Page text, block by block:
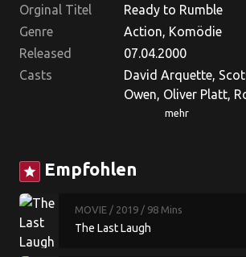
Orginal Titel
Ready to Rumble
Genre
Action, Komödie
Released
07.04.2000
Casts
David Arquette,
Owen, Oliver Platt,
mehr
star Empfohlen
MOVIE / 2019 / 98 Mins
The Last Laugh